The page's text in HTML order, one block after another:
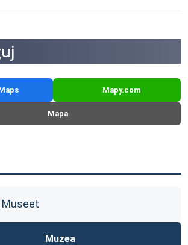
Mapy.com
Mapa
Museet
Muzea